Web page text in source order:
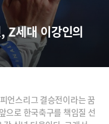
Z세대 이강인의
언스리그 결승전이라는 꿈
으로 한국축구를 책임질 선